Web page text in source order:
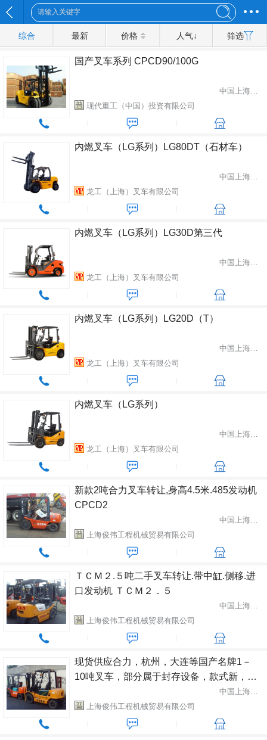
综合 最新 价格 人气↓ 筛选
国产叉车系列 CPCD90/100G
中国上海市闵行区
现代重工（中国）投资有限公司
内燃叉车（LG系列）LG80DT（石材车）
中国上海市松江区
龙工（上海）叉车有限公司
内燃叉车（LG系列）LG30D第三代
中国上海市松江区
龙工（上海）叉车有限公司
内燃叉车（LG系列）LG20D（T）
中国上海市松江区
龙工（上海）叉车有限公司
内燃叉车（LG系列）
中国上海市松江区
龙工（上海）叉车有限公司
新款2吨合力叉车转让,身高4.5米.485发动机
CPCD2
中国上海市闵行区
上海俊伟工程机械贸易有限公司
ＴＣＭ２.５吨二手叉车转让.带中缸.侧移.进
口发动机 ＴＣＭ２．５
中国上海市闵行区
上海俊伟工程机械贸易有限公司
现货供应合力，杭州，大连等国产名牌1－
10吨叉车，部分属于封存设备，款式新，成
色好，原装漆，欲购从速 1-10吨各种品牌 中国上海市闵行区
上海俊伟工程机械贸易有限公司